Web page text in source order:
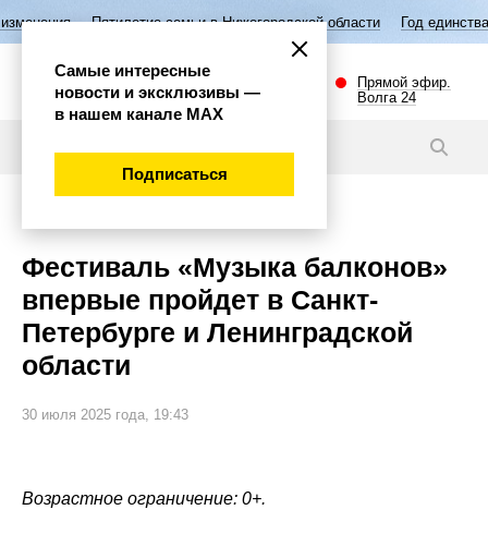
семьи в Нижегородской области Год единства народов России
Прямой эфир.
Волга 24
Фестиваль «Музыка балконов»
впервые пройдет в Санкт-
Петербурге и Ленинградской
области
30 июля 2025 года, 19:43
Возрастное ограничение: 0+.
Самые интересные
новости и эксклюзивы —
в нашем канале МАХ
Подписаться